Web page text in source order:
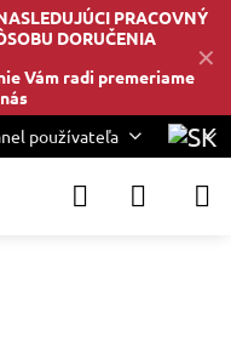
✕
PRACOVNÝ
DORUČENIA
Vám radi premeriame
používateľa